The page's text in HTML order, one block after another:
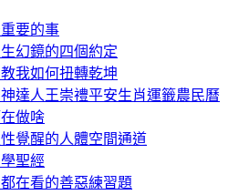
要的事
幻鏡的四個約定
我如何扭轉乾坤
神達人王崇禮平安生肖運籤農民曆
做啥
覺醒的人體空間通道
聖經
在看的善惡練習題